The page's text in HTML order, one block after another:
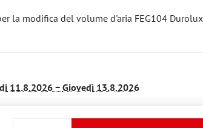
la modifica del volume d'aria FEG104
11.8.2026 − Giovedì13.8.2026